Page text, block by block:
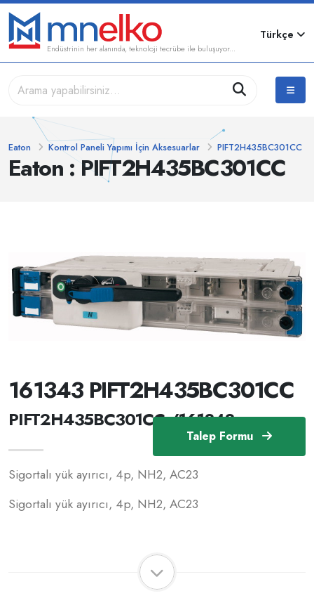
Endüstrinin her alanında, teknoloji tecrübe ile buluşuyor...
Türkçe
Eaton : PIFT2H435BC301CC
Eaton Kontrol Paneli Yapımı İçin Aksesuarlar PIFT2H435BC301CC
Talep Formu
161343 PIFT2H435BC301CC
PIFT2H435BC301CC /161343
Sigortalı yük ayırıcı, 4p, NH2, AC23
Sigortalı yük ayırıcı, 4p, NH2, AC23